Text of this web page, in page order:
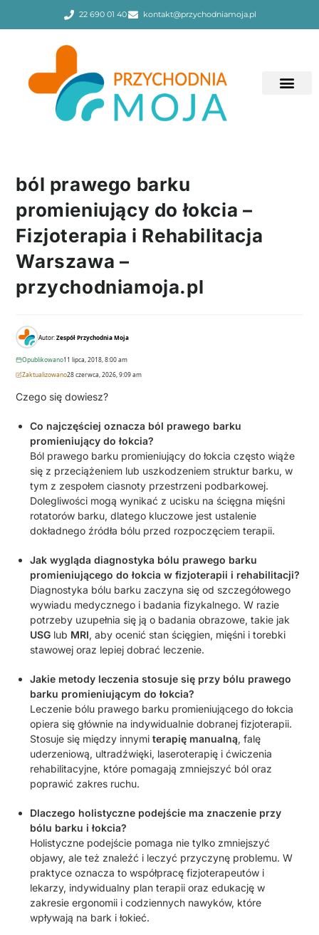
22 690 01 40 kontakt@przychodniamoja.pl
ból prawego barku
promieniujący do łokcia –
Fizjoterapia i Rehabilitacja
Warszawa –
przychodniamoja.pl
Autor:Zespół Przychodnia Moja
Opublikowano11 lipca, 2018, 8:00 am
Zaktualizowano28 czerwca, 2026, 9:09 am
Czego się dowiesz?
Co najczęściej oznacza ból prawego barku
promieniujący do łokcia?
Ból prawego barku promieniujący do łokcia często wiąże
się z przeciążeniem lub uszkodzeniem struktur barku, w
tym z zespołem ciasnoty przestrzeni podbarkowej.
Dolegliwości mogą wynikać z ucisku na ścięgna mięśni
rotatorów barku, dlatego kluczowe jest ustalenie
dokładnego źródła bólu przed rozpoczęciem terapii.
Jak wygląda diagnostyka bólu prawego barku
promieniującego do łokcia w fizjoterapii i rehabilitacji?
Diagnostyka bólu barku zaczyna się od szczegółowego
wywiadu medycznego i badania fizykalnego. W razie
potrzeby uzupełnia się ją o badania obrazowe, takie jak
USG lub MRI, aby ocenić stan ścięgien, mięśni i torebki
stawowej oraz lepiej dobrać leczenie.
Jakie metody leczenia stosuje się przy bólu prawego
barku promieniującym do łokcia?
Leczenie bólu prawego barku promieniującego do łokcia
opiera się głównie na indywidualnie dobranej fizjoterapii.
Stosuje się między innymiterapię manualną, falę
uderzeniową, ultradźwięki, laseroterapię i ćwiczenia
rehabilitacyjne, które pomagają zmniejszyć ból oraz
poprawić zakres ruchu.
Dlaczego holistyczne podejście ma znaczenie przy
bólu barku i łokcia?
Holistyczne podejście pomaga nie tylko zmniejszyć
objawy, ale też znaleźć i leczyć przyczynę problemu. W
praktyce oznacza to współpracę fizjoterapeutów i
lekarzy, indywidualny plan terapii oraz edukację w
zakresie ergonomii i codziennych nawyków, które
wpływają na bark i łokieć.